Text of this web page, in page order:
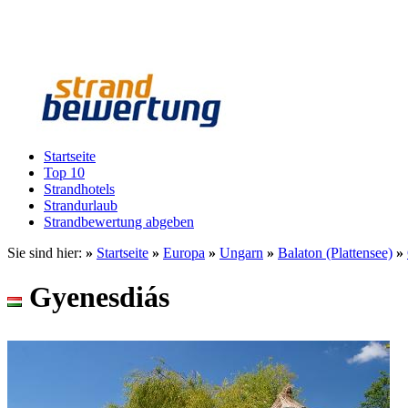
Startseite
Top 10
Strandhotels
Strandurlaub
Strandbewertung abgeben
Sie sind hier: » Startseite » Europa » Ungarn » Balaton (Plattensee) »
Gyenesdiás